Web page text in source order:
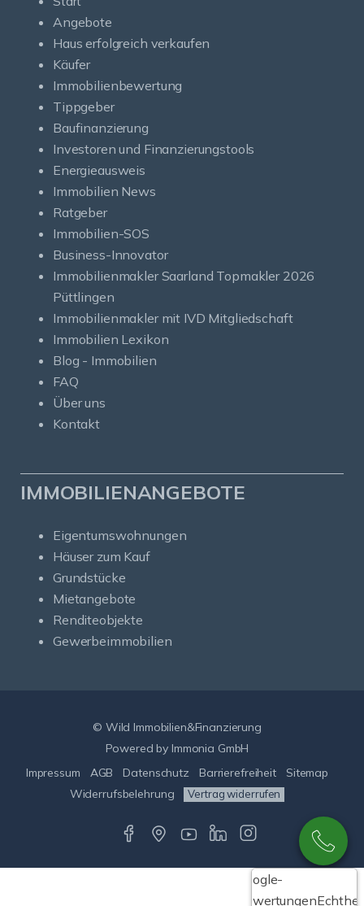
Angebote
Haus erfolgreich verkaufen
Käufer
Immobilienbewertung
Tippgeber
Baufinanzierung
Investoren und Finanzierungstools
Energieausweis
Immobilien News
Ratgeber
Immobilien-SOS
Business-Innovator
Immobilienmakler Saarland Topmakler 2026
Püttlingen
Immobilienmakler mit IVD Mitgliedschaft
Immobilien Lexikon
Blog - Immobilien
FAQ
Über uns
Kontakt
IMMOBILIENANGEBOTE
Eigentumswohnungen
Häuser zum Kauf
Grundstücke
Mietangebote
Renditeobjekte
Gewerbeimmobilien
© Wild Immobilien&Finanzierung
Powered by Immonia GmbH
Impressum
AGB Datenschutz Barrierefreiheit
Sitemap
Widerrufsbelehrung
Vertrag widerrufen
Google-
Bewertungen